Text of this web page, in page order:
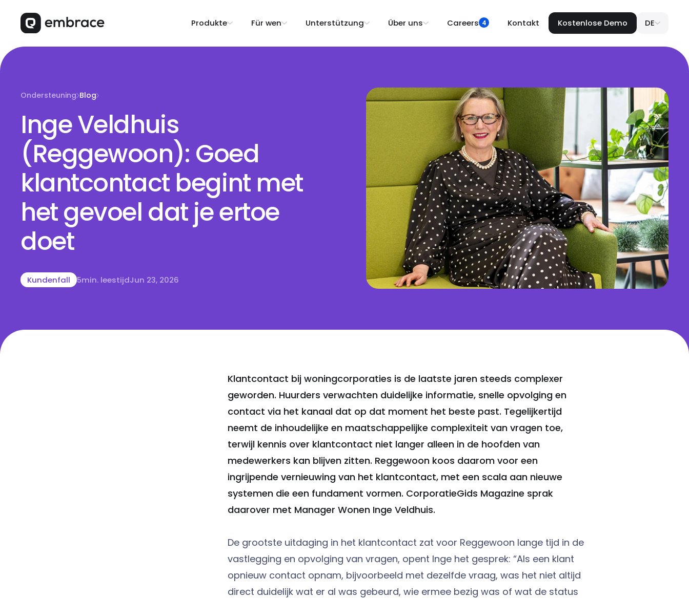
Produkte Für wen Unterstützung Über uns Careers 4 Kontakt Kostenlose Demo DE
Ondersteuning Blog
Inge Veldhuis
(Reggewoon): Goed
klantcontact begint met
het gevoel dat je ertoe
doet
Kundenfall 5min. leestijdJun 23, 2026
Klantcontact bij woningcorporaties is de laatste jaren steeds complexer
geworden. Huurders verwachten duidelijke informatie, snelle opvolging en
contact via het kanaal dat op dat moment het beste past. Tegelijkertijd
neemt de inhoudelijke en maatschappelijke complexiteit van vragen toe,
terwijl kennis over klantcontact niet langer alleen in de hoofden van
medewerkers kan blijven zitten. Reggewoon koos daarom voor een
ingrijpende vernieuwing van het klantcontact, met een scala aan nieuwe
systemen die een fundament vormen. CorporatieGids Magazine sprak
daarover met Manager Wonen Inge Veldhuis.
De grootste uitdaging in het klantcontact zat voor Reggewoon lange tijd in de
vastlegging en opvolging van vragen, opent Inge het gesprek: “Als een klant
opnieuw contact opnam, bijvoorbeeld met dezelfde vraag, was het niet altijd
direct duidelijk wat er al was gebeurd, wie ermee bezig was of wat de status